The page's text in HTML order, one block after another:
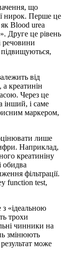
що
нирок. Перше це
Blood urea
Друге це рівень
речовини
підвищуються,
від
креатинін
Через це
інший, і саме
маркером,
лише
Наприклад,
креатиніну
обидва
фільтрації.
function test,
«ідеальною
трохи
чинники на
змінюють
може